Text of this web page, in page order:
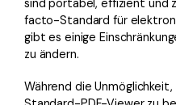
PDF OCR
PDF-Daten
eSign PDFs
Kontakt zum Support
Was ist NEU
sind portabel, effizient und
facto-Standard für
gibt es einige
zu ändern.
Während die